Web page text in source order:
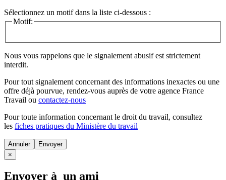
Sélectionnez un motif dans la liste ci-dessous :
Motif:
Nous vous rappelons que le signalement abusif est strictement
interdit.
Pour tout signalement concernant des informations inexactes ou une
offre déjà pourvue, rendez-vous auprès de votre agence France
Travail ou contactez-nous
Pour toute information concernant le droit du travail, consultez
les fiches pratiques du Ministère du travail
Annuler
×
Envoyer à un ami